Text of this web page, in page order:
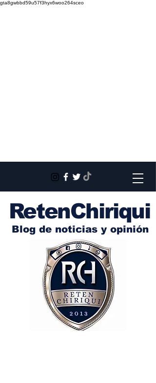
gta8gwbbd59u57f3hyx6woo264sceo
RetenChiriqui
Blog de noticias y opinión